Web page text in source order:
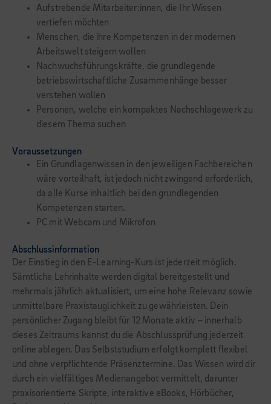
Aufstrebende Mitarbeiter:innen, die Ihr Wissen
vertiefen möchten
Menschen, die ihre Kompetenzen in der modernen
Arbeitswelt steigern wollen
Nachwuchsführungskräfte, die grundlegende
betriebswirtschaftliche Zusammenhänge besser
verstehen wollen
Personen, welche ein kompaktes Nachschlagewerk zu
diesem Thema suchen
Voraussetzungen
Ein Grundlagenwissen in den jeweiligen Fachbereichen
wäre vorteilhaft, ist jedoch nicht zwingend erforderlich,
da alle Kurse inhaltlich bei den grundlegenden
Kompetenzen starten.
PC mit Webcam und Mikrofon
Abschlussinformation
Der Einstieg in den E-Learning-Kurs ist jederzeit möglich.
Sämtliche Lehrinhalte werden digital bereitgestellt und
mehrmals jährlich aktualisiert, um eine hohe Relevanz sowie
unmittelbare Praxistauglichkeit zu gewährleisten. Dein
persönlicher Zugang bleibt für 12 Monate aktiv – innerhalb
dieses Zeitraums kannst du die Abschlussprüfung jederzeit
online ablegen. Das Selbststudium erfolgt komplett flexibel
und ohne verpflichtende Präsenztermine. Das Wissen wird dir
durch ein vielfältiges Medienangebot vermittelt, darunter
praxisorientierte Skripte, interaktive eBooks, Hörbücher,